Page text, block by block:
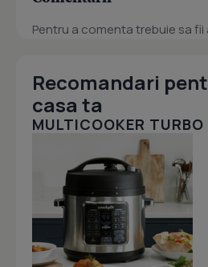
Pentru a comenta trebuie sa
Recomandari
casa ta
MULTICOOKER TURBO